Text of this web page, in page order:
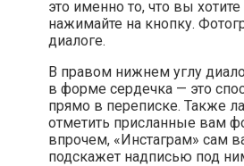
это именно то, что вы
нажимайте на кнопку.
диалоге.
В правом нижнем углу
в форме сердечка — это
прямо в переписке. Также
отметить присланные вам
впрочем, «Инстаграм» сам
подскажет надписью под